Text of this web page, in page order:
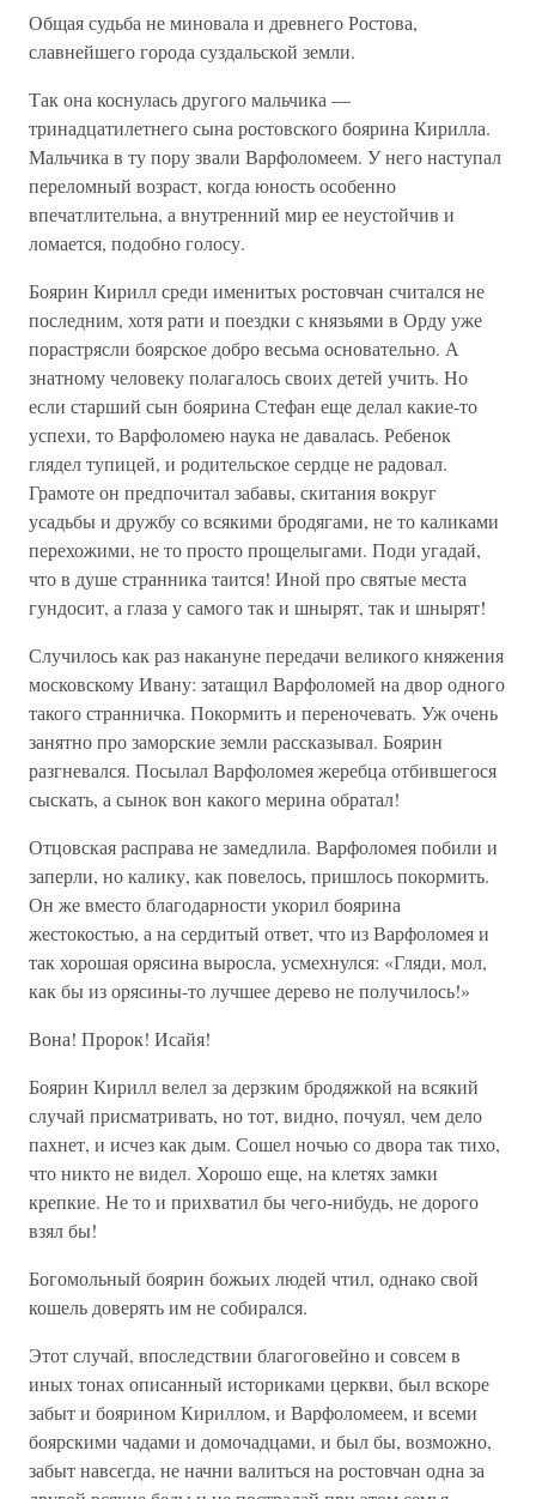
Общая судьба не миновала и древнего Ростова,
славнейшего города суздальской земли.
Так она коснулась другого мальчика —
тринадцатилетнего сына ростовского боярина Кирилла.
Мальчика в ту пору звали Варфоломеем. У него наступал
переломный возраст, когда юность особенно
впечатлительна, а внутренний мир ее неустойчив и
ломается, подобно голосу.
Боярин Кирилл среди именитых ростовчан считался не
последним, хотя рати и поездки с князьями в Орду уже
порастрясли боярское добро весьма основательно. А
знатному человеку полагалось своих детей учить. Но
если старший сын боярина Стефан еще делал какие-то
успехи, то Варфоломею наука не давалась. Ребенок
глядел тупицей, и родительское сердце не радовал.
Грамоте он предпочитал забавы, скитания вокруг
усадьбы и дружбу со всякими бродягами, не то каликами
перехожими, не то просто прощелыгами. Поди угадай,
что в душе странника таится! Иной про святые места
гундосит, а глаза у самого так и шнырят, так и шнырят!
Случилось как раз накануне передачи великого княжения
московскому Ивану: затащил Варфоломей на двор одного
такого странничка. Покормить и переночевать. Уж очень
занятно про заморские земли рассказывал. Боярин
разгневался. Посылал Варфоломея жеребца отбившегося
сыскать, а сынок вон какого мерина обратал!
Отцовская расправа не замедлила. Варфоломея побили и
заперли, но калику, как повелось, пришлось покормить.
Он же вместо благодарности укорил боярина
жестокостью, а на сердитый ответ, что из Варфоломея и
так хорошая орясина выросла, усмехнулся: «Гляди, мол,
как бы из орясины-то лучшее дерево не получилось!»
Вона! Пророк! Исайя!
Боярин Кирилл велел за дерзким бродяжкой на всякий
случай присматривать, но тот, видно, почуял, чем дело
пахнет, и исчез как дым. Сошел ночью со двора так тихо,
что никто не видел. Хорошо еще, на клетях замки
крепкие. Не то и прихватил бы чего-нибудь, не дорого
взял бы!
Богомольный боярин божьих людей чтил, однако свой
кошель доверять им не собирался.
Этот случай, впоследствии благоговейно и совсем в
иных тонах описанный историками церкви, был вскоре
забыт и боярином Кириллом, и Варфоломеем, и всеми
боярскими чадами и домочадцами, и был бы, возможно,
забыт навсегда, не начни валиться на ростовчан одна за